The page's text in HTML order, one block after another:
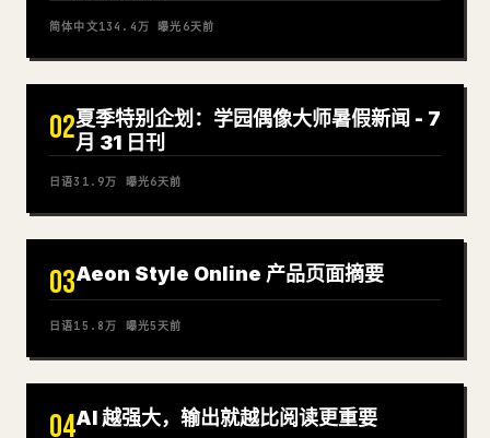
简体中文134.4万 曝光 6天前
02夏季特别企划：学园偶像大师暑假新闻 - 7
月 31 日刊
日语31.9万 曝光6天前
03Aeon Style Online 产品页面摘要
日语15.8万 曝光5天前
04AI 越强大，输出就越比阅读更重要